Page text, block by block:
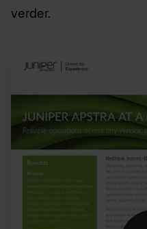
verder.